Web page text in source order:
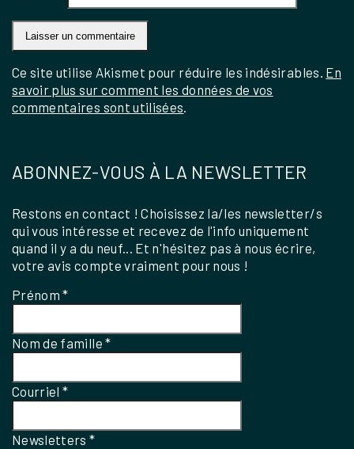
Ce site utilise Akismet pour réduire les indésirables. En
savoir plus sur comment les données de vos
commentaires sont utilisées
ABONNEZ-VOUS À LA NEWSLETTER
Restons en contact ! Choisissez la/les newsletter/s
qui vous intéresse et recevez de l'info uniquement
quand il y a du neuf... Et n'hésitez pas à nous écrire,
votre avis compte vraiment pour nous !
Prénom*
Nom de famille*
Courriel*
Newsletters*